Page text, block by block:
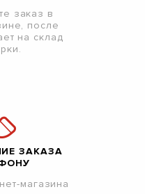
заказ в
после
на склад
ЗАКАЗА
магазина